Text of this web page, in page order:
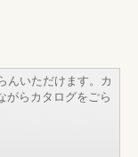
んいただけます。カ
がらカタログをごら